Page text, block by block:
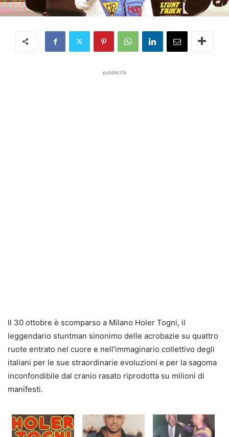
pubblicità
Il 30 ottobre è scomparso a Milano Holer Togni, il
leggendario stuntman sinonimo delle acrobazie su quattro
ruote entrato nel cuore e nell’immaginario collettivo degli
italiani per le sue straordinarie evoluzioni e per la sagoma
inconfondibile dal cranio rasato riprodotta su milioni di
manifesti.